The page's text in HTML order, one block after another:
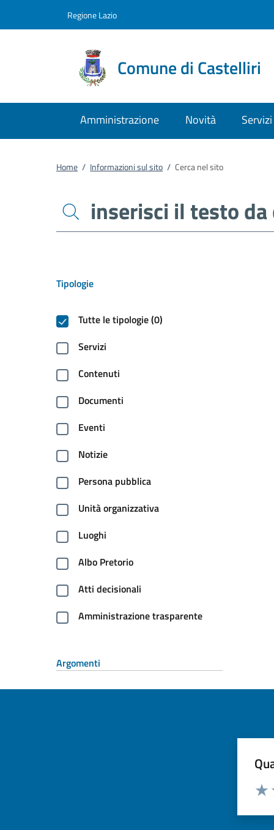
Regione Lazio
Comune di Castelliri
Amministrazione Novità Servizi
Home / Informazioni sul sito / Cerca nel sito
Tipologie
Tutte le tipologie (0)
Servizi
Contenuti
Documenti
Eventi
Notizie
Persona pubblica
Unità organizzativa
Luoghi
Albo Pretorio
Atti decisionali
Amministrazione trasparente
Argomenti